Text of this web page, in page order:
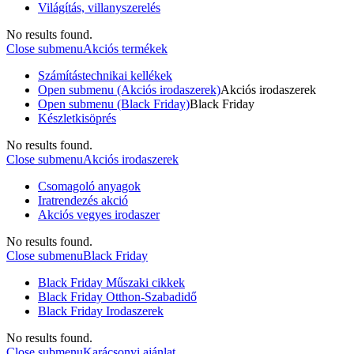
Világítás, villanyszerelés
No results found.
Close submenuAkciós termékek
Számítástechnikai kellékek
Open submenu (Akciós irodaszerek)Akciós irodaszerek
Open submenu (Black Friday)Black Friday
Készletkisöprés
No results found.
Close submenuAkciós irodaszerek
Csomagoló anyagok
Iratrendezés akció
Akciós vegyes irodaszer
No results found.
Close submenuBlack Friday
Black Friday Műszaki cikkek
Black Friday Otthon-Szabadidő
Black Friday Irodaszerek
No results found.